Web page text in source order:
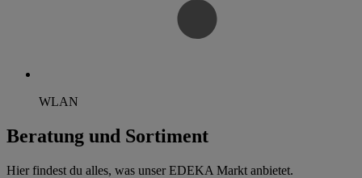
WLAN
Beratung und Sortiment
Hier findest du alles, was unser EDEKA Markt anbietet.